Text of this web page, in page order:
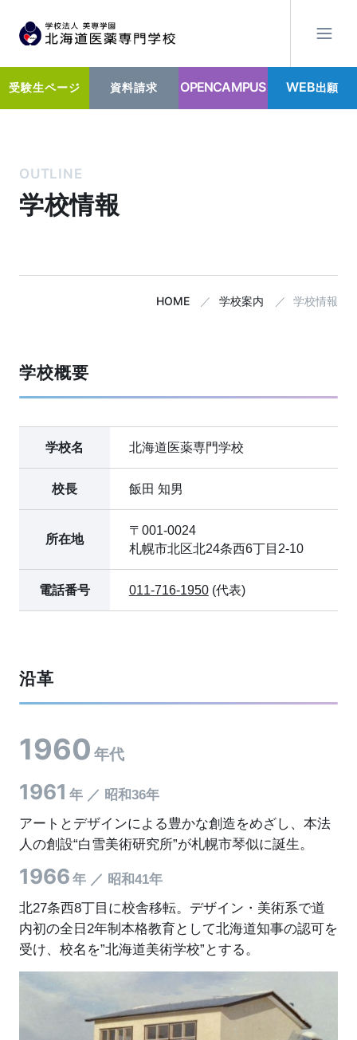
受験生ページ 資料請求 OPENCAMPUS WEB出願
学校情報
OUTLINE
HOME 学校案内 学校情報
学校概要
学校名 北海道医薬専門学校
校長 飯田 知男
所在地
〒001-0024
札幌市北区北24条西6丁目2-10
電話番号 011-716-1950(代表)
沿革
1960 年代
1961 年 ／ 昭和36年
アートとデザインによる豊かな創造をめざし、本法
人の創設“白雪美術研究所”が札幌市琴似に誕生。
1966 年 ／ 昭和41年
北27条西8丁目に校舎移転。デザイン・美術系で道
内初の全日2年制本格教育として北海道知事の認可を
受け、校名を”北海道美術学校”とする。